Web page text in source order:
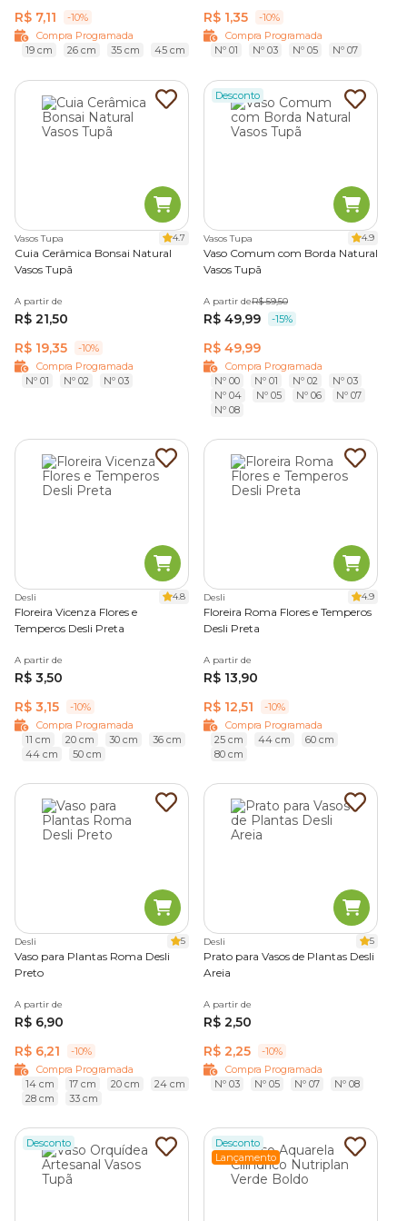
R$ 7,11
-10%
Compra Programada
19 cm
26 cm 35 cm 45 cm
R$ 1,35
-10%
Compra Programada
Nº 01
Nº 03 Nº 05 Nº 07
Vasos Tupa 4.7
Cuia Cerâmica Bonsai Natural
Vasos Tupã
A partir de
R$ 21,50
R$ 19,35
-10%
Compra Programada
Nº 01
Nº 02 Nº 03
Desconto
Vasos Tupa 4.9
Vaso Comum com Borda Natural
Vasos Tupã
A partir deR$ 59,50
R$ 49,99 -15%
R$ 49,99
Compra Programada
Nº 00
Nº 01 Nº 02
Nº 03
Nº 04
Nº 05 Nº 06
Nº 07
Nº 08
Desli 4.8
Floreira Vicenza Flores e
Temperos Desli Preta
A partir de
R$ 3,50
R$ 3,15
-10%
Compra Programada
11 cm
20 cm 30 cm
36 cm
44 cm
50 cm
Desli 4.9
Floreira Roma Flores e Temperos
Desli Preta
A partir de
R$ 13,90
R$ 12,51
-10%
Compra Programada
25 cm
44 cm
60 cm
80 cm
Desli 5
Vaso para Plantas Roma Desli
Preto
A partir de
R$ 6,90
R$ 6,21
-10%
Compra Programada
14 cm
17 cm 20 cm
24 cm
28 cm
33 cm
Desli 5
Prato para Vasos de Plantas Desli
Areia
A partir de
R$ 2,50
R$ 2,25
-10%
Compra Programada
Nº 03
Nº 05 Nº 07 Nº 08
Desconto
Desconto
Lançamento